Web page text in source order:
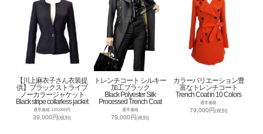
【川上麻衣子さん衣装提
供】ブラックストライプ
ノーカラージャケット
Black stripe collarless jacket
通常価格 120,000円
39,000円(税別)
トレンチコート シルキー
加工ブラック
Black Polyester Silk
Processed Trench Coat
通常価格
79,000円(税別)
カラーバリエーション豊
富なトレンチコート
Trench Coat in 10 Colors
通常価格
79,000円(税別)